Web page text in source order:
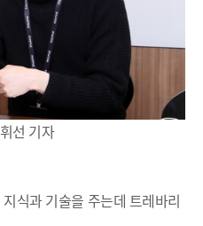
선 기자
식과 기술을 주는데 트레바리